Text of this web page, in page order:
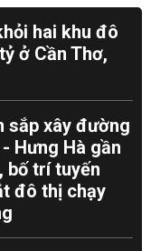
hai khu đô
ở Cần Thơ,
sắp xây đường
Hưng Hà gần
bố trí tuyến
đô thị chạy